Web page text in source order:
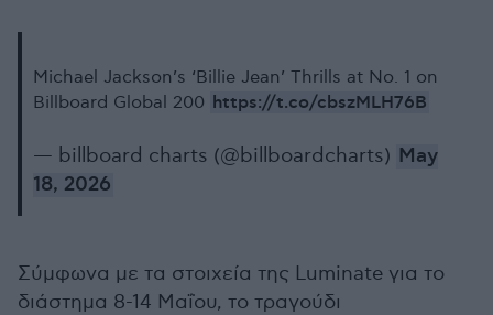
Michael Jackson’s ‘Billie Jean’ Thrills at No. 1 on
Billboard Global 200 https://t.co/cbszMLH76B
— billboard charts (@billboardcharts) May
18, 2026
Σύμφωνα με τα στοιχεία της Luminate για το
διάστημα 8-14 Μαΐου, το τραγούδι